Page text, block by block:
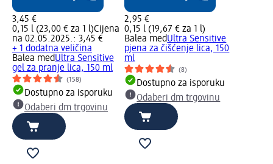
3,45 €
0,15 l (23,00 € za 1 l)Cijena
na 02.05.2025.: 3,45 €
+ 1 dodatna veličina
Balea medUltra Sensitive
gel za pranje lica, 150 ml
(158)
Dostupno za isporuku
Odaberi dm trgovinu
2,95 €
0,15 l (19,67 € za 1 l)
Balea medUltra Sensitive
pjena za čišćenje lica, 150
ml
(8)
Dostupno za isporuku
Odaberi dm trgovinu